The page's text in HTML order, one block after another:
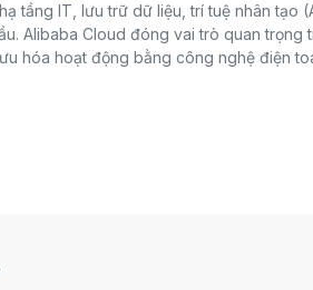
tầng IT, lưu trữ dữ liệu, trí tuệ nhân tạo
Alibaba Cloud đóng vai trò quan trọng
hóa hoạt động bằng công nghệ điện